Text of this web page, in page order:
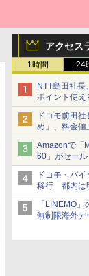
アクセス
1時間 24
NTT島田社長
ポイント使え
ドコモ前田
め」、料金値
Amazonで「
60」がセール
ドコモ・バ
移行 都内は
「LINEMO
無制限海外デ